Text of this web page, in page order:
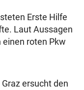
Erste Hilfe
Laut Aussagen
roten Pkw
ersucht den